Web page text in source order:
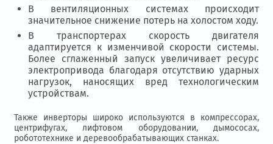
В вентиляционных системах происходит
значительное снижение потерь на холостом ходу.
В транспортерах скорость двигателя
адаптируется к изменчивой скорости системы.
Более сглаженный запуск увеличивает ресурс
электропривода благодаря отсутствию ударных
нагрузок, наносящих вред технологическим
устройствам.
Также инверторы широко используются в компрессорах,
центрифугах, лифтовом оборудовании, дымососах,
робототехнике и деревообрабатывающих станках.